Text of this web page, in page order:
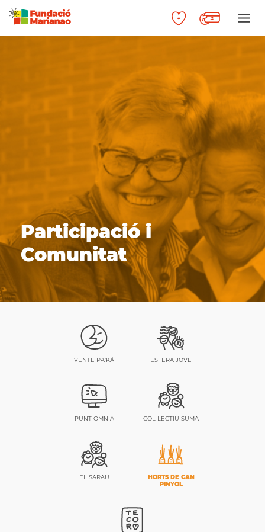
Participació i
Comunitat
VENTE PA’KÁ ESFERA JOVE
PUNT ÒMNIA COL·LECTIU SUMA
EL SARAU
HORTS DE CAN
PINYOL